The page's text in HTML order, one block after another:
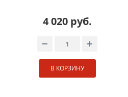
4 020 руб.
В КОРЗИНУ